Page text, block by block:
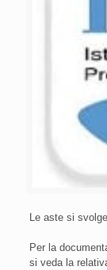
Le aste si
Per la
si veda la